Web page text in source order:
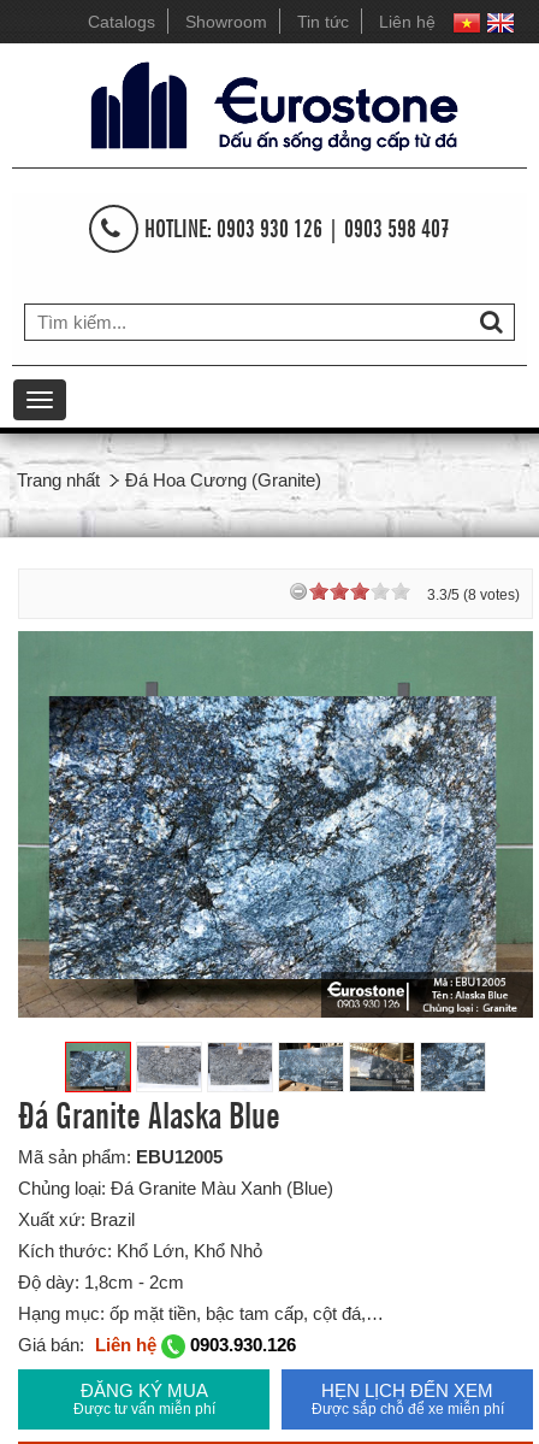
Catalogs Showroom Tin tức Liên hệ
HOTLINE: 0903 930 126 | 0903 598 407
Toggle
navigation
Trang nhất Đá Hoa Cương (Granite)
3.3/5 (8 votes)
Đá Granite Alaska Blue
Mã sản phẩm: EBU12005
Chủng loại: Đá Granite Màu Xanh (Blue)
Xuất xứ: Brazil
Kích thước: Khổ Lớn, Khổ Nhỏ
Độ dày: 1,8cm - 2cm
Hạng mục: ốp mặt tiền, bậc tam cấp, cột đá,…
Giá bán:
Liên hệ 0903.930.126
ĐĂNG KÝ MUA
Được tư vấn miễn phí
HẸN LỊCH ĐẾN XEM
Được sắp chỗ để xe miễn phí